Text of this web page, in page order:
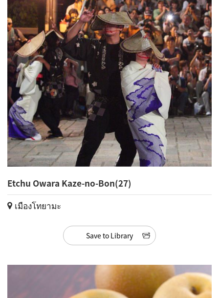
Etchu Owara Kaze-no-Bon(27)
เมืองโทยามะ
Save to Library